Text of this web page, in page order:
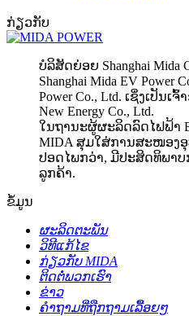
ກ່ຽວກັບ
ບໍລິສັດຍ່ອຍ Shanghai Mida
Shanghai Mida EV Power
Power Co., Ltd. ເຊິ່ງເປັນເ
New Energy Co., Ltd.
ໃນຖານະຜູ້ຜະລິດລົດໄຟຟ້າ
MIDA ສຸມໃສ່ການສະໜອງ
ປອດໄພກວ່າ, ມີປະສິດທິພາ
ລູກຄ້າ.
ຂໍ້ມູນ
ຜະລິດຕະພັນ
ວິທີແກ້ໄຂ
ກ່ຽວກັບ MIDA
ຕິດຕໍ່ພວກເຮົາ
ຂ່າວ
ຄຳຖາມທີ່ຖືກຖາມເລື້ອຍໆ